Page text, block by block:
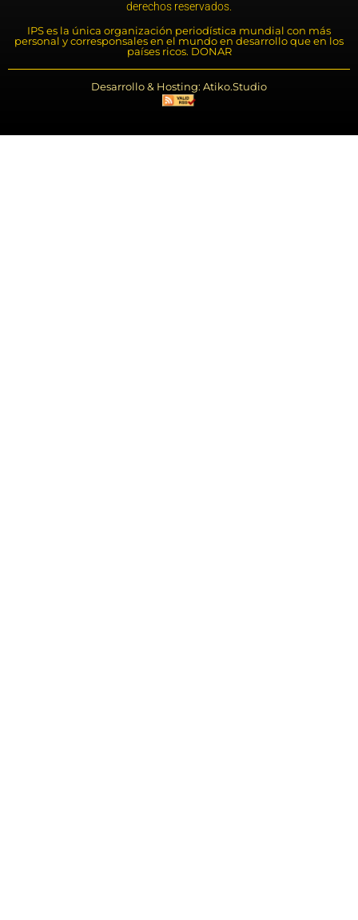
derechos reservados.
IPS es la única organización periodística mundial con más
personal y corresponsales en el mundo en desarrollo que en los
países ricos. DONAR
Desarrollo & Hosting: Atiko.Studio